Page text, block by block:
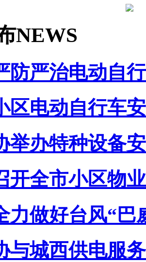
NEWS
防严治电动自
区电动自行车
举办特种设备
开全市小区物
力做好台风“巴
与城西供电服